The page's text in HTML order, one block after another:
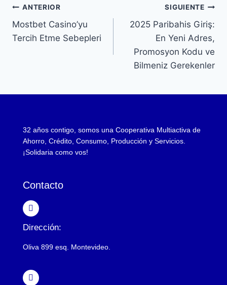
ANTERIOR
Mostbet Casino’yu
Tercih Etme Sebepleri
SIGUIENTE
2025 Paribahis Giriş:
En Yeni Adres,
Promosyon Kodu ve
Bilmeniz Gerekenler
32 años contigo, somos una Cooperativa Multiactiva de
Ahorro, Crédito, Consumo, Producción y Servicios.
¡Solidaria como vos!
Contacto
Dirección:
Oliva 899 esq. Montevideo.